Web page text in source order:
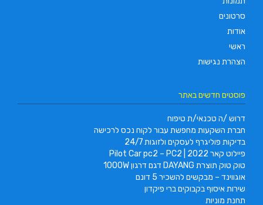
סרטונים
אודות
ראשי
הצהרת נגישות
פוסטים חדשים באתר
דרוש /ה טכנאי/ת טיפוח
חברת השקעות מחפשת עבור לקוח נכס לרכישה
בדיקות פוליגרף לעסקים ולזוגות 24/7
פיילוט קאר 2022 | Pilot Car pc2 – PC2
טוק טוק תוצרת DAYANG דגם דרגון 1000W
אוגווינד – מבקשים להשכיר 5 דונם
שירות איסוף בקבוקים ברי פיקדון
תחנת מוניות